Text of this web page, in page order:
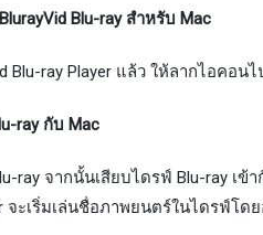
Blu-ray สำหรับ Mac
Blu-ray Player แล้ว ให้ลากไอค
ray กับ Mac
ray จากนั้นเสียบไดรฟ์ Blu-ray เข้
จะเริ่มเล่นชื่อภาพยนตร์ในไดรฟ์โด